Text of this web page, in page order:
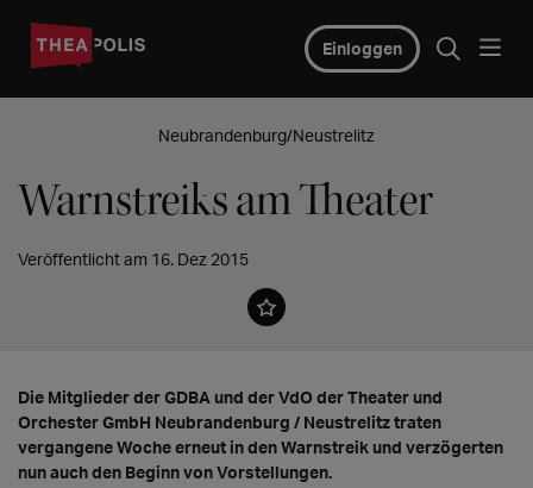
Einloggen
Neubrandenburg/Neustrelitz
Warnstreiks am Theater
Veröffentlicht am 16. Dez 2015
Die Mitglieder der GDBA und der VdO der Theater und
Orchester GmbH Neubrandenburg / Neustrelitz traten
vergangene Woche erneut in den Warnstreik und verzögerten
nun auch den Beginn von Vorstellungen.